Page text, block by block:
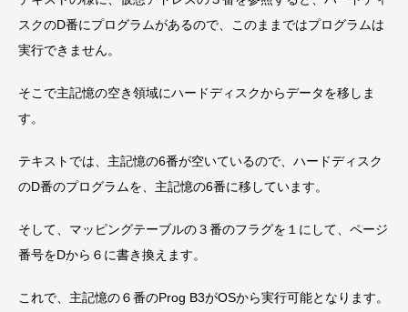
スクのD番にプログラムがあるので、このままではプログラムは
実行できません。
そこで主記憶の空き領域にハードディスクからデータを移しま
す。
テキストでは、主記憶の6番が空いているので、ハードディスク
のD番のプログラムを、主記憶の6番に移しています。
そして、マッピングテーブルの３番のフラグを１にして、ページ
番号をDから６に書き換えます。
これで、主記憶の６番のProg B3がOSから実行可能となります。